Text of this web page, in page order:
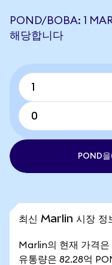
POND/BOBA: 1
해당합니다
POND
최신 Marlin 시장 정
Marlin의 현재 가격
유통량은 82.28억